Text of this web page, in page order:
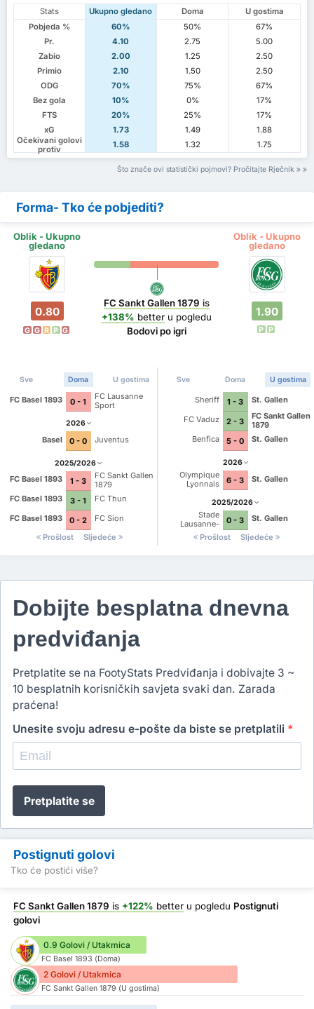
Stats Ukupno gledano Doma
U gostima
Pobjeda %
60% 50%
67%
Pr.
4.10 2.75
5.00
Zabio
2.00 1.25
2.50
Primio
2.10 1.50
2.50
ODG
70% 75%
67%
Bez gola
10% 0%
17%
FTS
20% 25%
17%
xG
1.73 1.49
1.88
Očekivani golovi
protiv
1.58 1.32 1.75
Što znače ovi statistički pojmovi? Pročitajte Rječnik
Forma- Tko će pobjediti?
Oblik - Ukupno
gledano
Oblik - Ukupno
gledano
0.80
G G R P G
FC Sankt Gallen 1879 is
+138% better u pogledu
Bodovi po igri
1.90
P P
Sve Doma U gostima
FC Basel 1893 0 - 1
FC Lausanne
Sport
2026
Basel 0 - 0 Juventus
2025/2026
FC Basel 1893 1 - 3
FC Sankt Gallen
1879
FC Basel 1893
3 - 1
FC Thun
FC Basel 1893
0 - 2
FC Sion
Prošlost
Sljedeće
Sve Doma U gostima
Sheriff 1 - 3
St. Gallen
FC Vaduz
2 - 3
FC Sankt Gallen
1879
Benfica
5 - 0 St. Gallen
2026
Olympique
Lyonnais
6 - 3 St. Gallen
2025/2026
Stade
Lausanne-
Ouchy
0 - 3
St. Gallen
Prošlost
Sljedeće
Dobijte besplatna dnevna
predviđanja
Pretplatite se na FootyStats Predviđanja i dobivajte 3 ~
10 besplatnih korisničkih savjeta svaki dan. Zarada
praćena!
Unesite svoju adresu e-pošte da biste se pretplatili *
Pretplatite se
Postignuti golovi
Tko će postići više?
FC Sankt Gallen 1879 is +122% better u pogledu Postignuti
golovi
0.9 Golovi / Utakmica
FC Basel 1893 (Doma)
2 Golovi / Utakmica
FC Sankt Gallen 1879 (U gostima)